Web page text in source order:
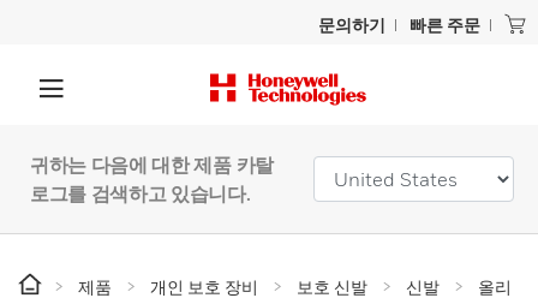
문의하기 빠른 주문
귀하는 다음에 대한 제품 카탈
로그를 검색하고 있습니다.
제품 개인 보호 장비 보호 신발 신발
올리